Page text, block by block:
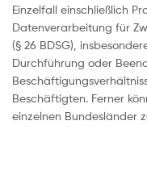
Einzelfall einschließlich
Datenverarbeitung für
(§ 26 BDSG),
Durchführung oder
Beschäftigten. Ferner
einzelnen Bundesländer